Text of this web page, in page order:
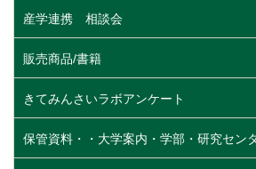
産学連携 相談会
販売商品/書籍
きてみんさいラボアンケート
保管資料・・大学案内・学部・研究セン